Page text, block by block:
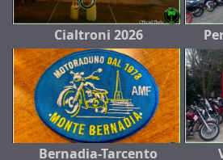
Cialtroni 2026
Bernadia-Tarcento